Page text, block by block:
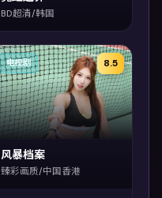
BD超清/韩国
8.5
电视剧
风暴档案
臻彩画质/中国香港